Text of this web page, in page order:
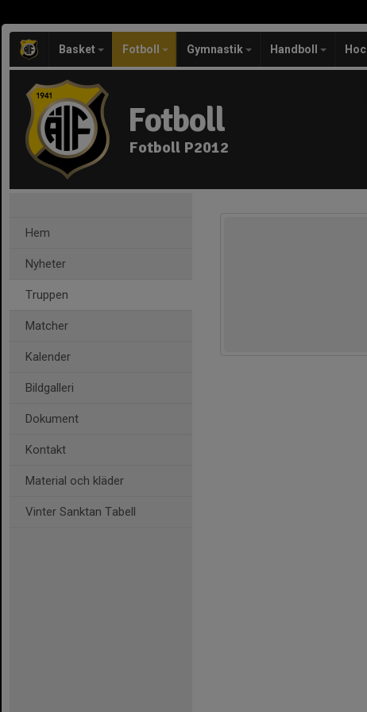
Basket Fotboll Gymnastik Handboll
Fotboll
Fotboll P2012
Hem
Nyheter
Truppen
Matcher
Kalender
Bildgalleri
Dokument
Kontakt
Material och kläder
Vinter Sanktan Tabell